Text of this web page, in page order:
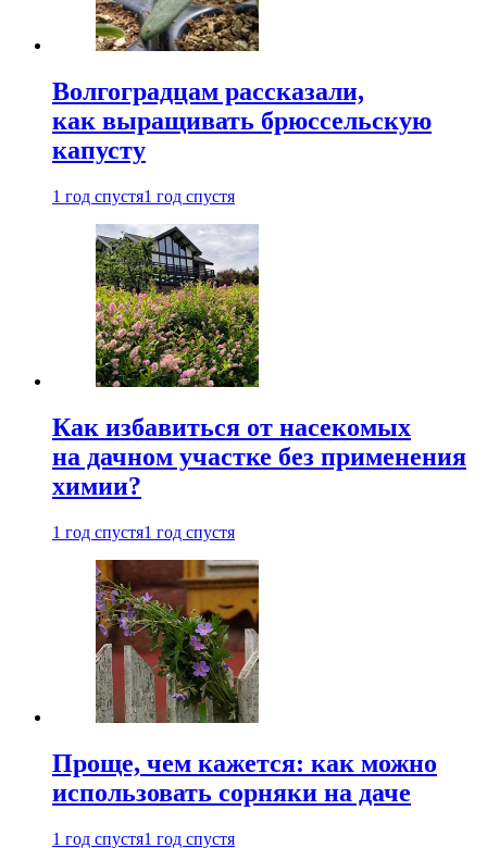
Волгоградцам рассказали,
как выращивать брюссельскую
капусту
1 год спустя1 год спустя
Как избавиться от насекомых
на дачном участке без применения
химии?
1 год спустя1 год спустя
Проще, чем кажется: как можно
использовать сорняки на даче
1 год спустя1 год спустя